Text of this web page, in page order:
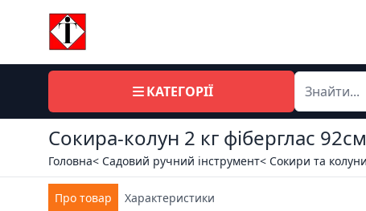
КАТЕГОРІЇ
Сокира-колун 2 кг фіберглас
Головна< Садовий ручний інструмент< Сокири та колуни
Про товар Характеристики